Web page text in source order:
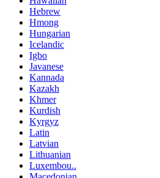
Hebrew
Hmong
Hungarian
Icelandic
Igbo
Javanese
Kannada
Kazakh
Khmer
Kurdish
Kyrgyz
Latin
Latvian
Lithuanian
Luxembou..